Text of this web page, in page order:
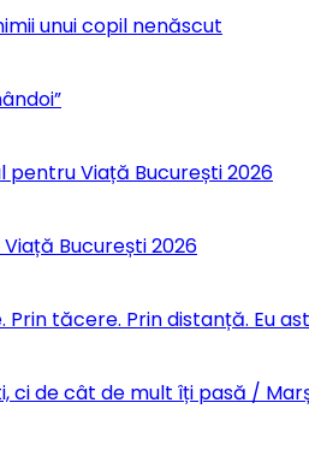
unui copil nenăscut
pentru Viață București 2026
București 2026
tăcere. Prin distanță. Eu
ci de cât de mult îți pasă /